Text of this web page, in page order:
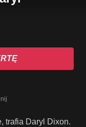
trafia Daryl Dixon.